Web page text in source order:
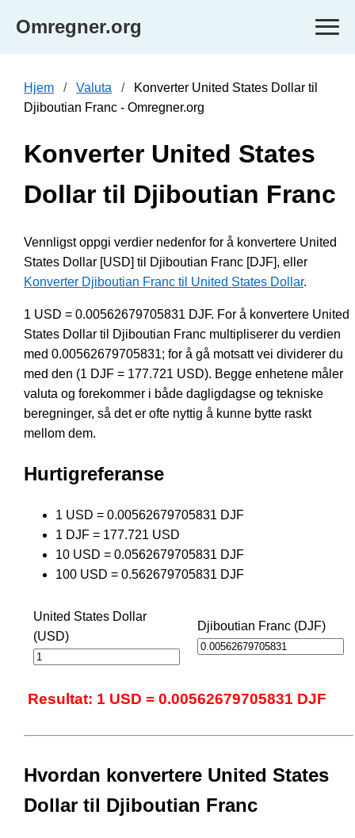
Omregner.org
Hjem Valuta
Konverter United States Dollar til
Djiboutian Franc - Omregner.org
Konverter United States
Dollar til Djiboutian Franc
Vennligst oppgi verdier nedenfor for å konvertere United
States Dollar [USD] til Djiboutian Franc [DJF], eller
Konverter Djiboutian Franc til United States Dollar.
1 USD = 0.00562679705831 DJF. For å konvertere United
States Dollar til Djiboutian Franc multipliserer du verdien
med 0.00562679705831; for å gå motsatt vei dividerer du
med den (1 DJF = 177.721 USD). Begge enhetene måler
valuta og forekommer i både dagligdagse og tekniske
beregninger, så det er ofte nyttig å kunne bytte raskt
mellom dem.
Hurtigreferanse
1 USD = 0.00562679705831 DJF
1 DJF = 177.721 USD
10 USD = 0.0562679705831 DJF
100 USD = 0.562679705831 DJF
United States Dollar
(USD)
Djiboutian Franc (DJF)
Resultat: 1 USD = 0.00562679705831 DJF
Hvordan konvertere United States
Dollar til Djiboutian Franc